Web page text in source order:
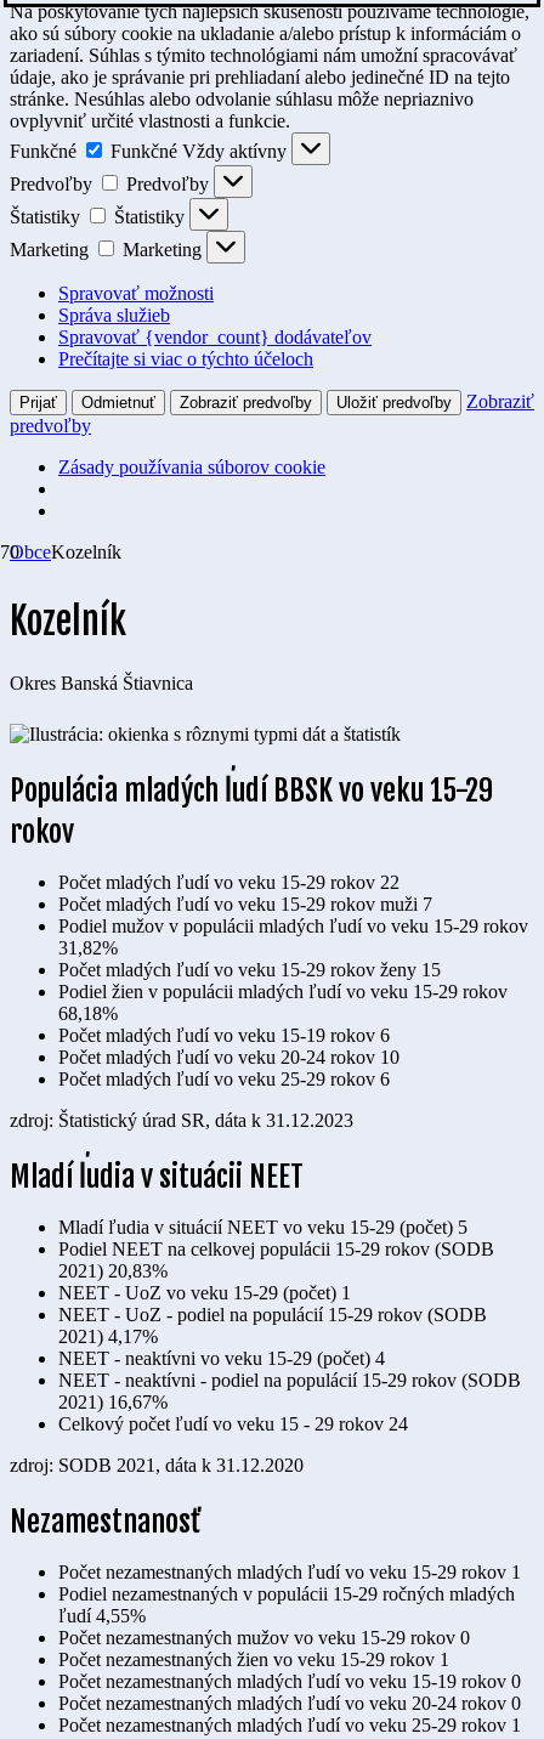
Na poskytovanie tých najlepších skúseností používame technológie,
ako sú súbory cookie na ukladanie a/alebo prístup k informáciám o
zariadení. Súhlas s týmito technológiami nám umožní spracovávať
údaje, ako je správanie pri prehliadaní alebo jedinečné ID na tejto
stránke. Nesúhlas alebo odvolanie súhlasu môže nepriaznivo
ovplyvniť určité vlastnosti a funkcie.
Funkčné
Funkčné Vždy aktívny
Predvoľby
Predvoľby
Štatistiky
Štatistiky
Marketing
Marketing
Spravovať možnosti
Správa služieb
Spravovať {vendor_count} dodávateľov
Prečítajte si viac o týchto účeloch
Prijať Odmietnuť Zobraziť predvoľby Uložiť predvoľby
Zobraziť
predvoľby
Zásady používania súborov cookie
ObceKozelník
Kozelník
Okres Banská Štiavnica
Populácia mladých ľudí BBSK vo veku 15-29
rokov
Počet mladých ľudí vo veku 15-29 rokov 22
Počet mladých ľudí vo veku 15-29 rokov muži 7
Podiel mužov v populácii mladých ľudí vo veku 15-29 rokov
31,82%
Počet mladých ľudí vo veku 15-29 rokov ženy 15
Podiel žien v populácii mladých ľudí vo veku 15-29 rokov
68,18%
Počet mladých ľudí vo veku 15-19 rokov 6
Počet mladých ľudí vo veku 20-24 rokov 10
Počet mladých ľudí vo veku 25-29 rokov 6
zdroj: Štatistický úrad SR, dáta k 31.12.2023
Mladí ľudia v situácii NEET
Mladí ľudia v situácií NEET vo veku 15-29 (počet) 5
Podiel NEET na celkovej populácii 15-29 rokov (SODB
2021) 20,83%
NEET - UoZ vo veku 15-29 (počet) 1
NEET - UoZ - podiel na populácií 15-29 rokov (SODB
2021) 4,17%
NEET - neaktívni vo veku 15-29 (počet) 4
NEET - neaktívni - podiel na populácií 15-29 rokov (SODB
2021) 16,67%
Celkový počet ľudí vo veku 15 - 29 rokov 24
zdroj: SODB 2021, dáta k 31.12.2020
Nezamestnanosť
Počet nezamestnaných mladých ľudí vo veku 15-29 rokov 1
Podiel nezamestnaných v populácii 15-29 ročných mladých
ľudí 4,55%
Počet nezamestnaných mužov vo veku 15-29 rokov 0
Počet nezamestnaných žien vo veku 15-29 rokov 1
Počet nezamestnaných mladých ľudí vo veku 15-19 rokov 0
Počet nezamestnaných mladých ľudí vo veku 20-24 rokov 0
Počet nezamestnaných mladých ľudí vo veku 25-29 rokov 1